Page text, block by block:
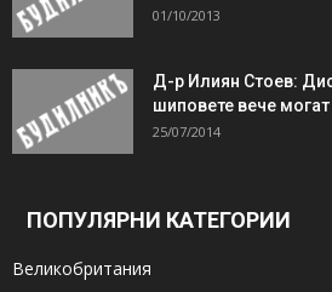
01/10/2013
Д-р Илиян Стоев:
шиповете вече
25/07/2014
ПОПУЛЯРНИ КАТЕГОРИИ
Великобритания